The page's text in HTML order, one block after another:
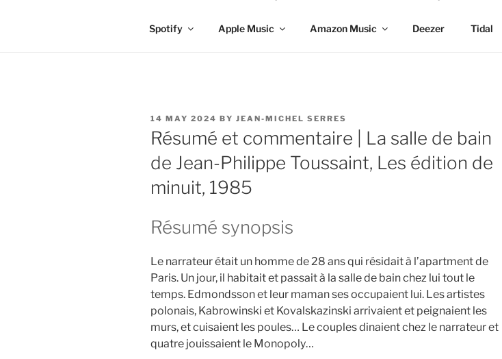
Spotify Apple Music Amazon Music Deezer Tidal
POSTED
ON
14 MAY 2024 BY JEAN-MICHEL SERRES
Résumé et commentaire | La salle de bain
de Jean-Philippe Toussaint, Les édition de
minuit, 1985
Résumé synopsis
Le narrateur était un homme de 28 ans qui résidait à l’apartment de
Paris. Un jour, il habitait et passait à la salle de bain chez lui tout le
temps. Edmondsson et leur maman ses occupaient lui. Les artistes
polonais, Kabrowinski et Kovalskazinski arrivaient et peignaient les
murs, et cuisaient les poules… Le couples dinaient chez le narrateur et
quatre jouissaient le Monopoly…